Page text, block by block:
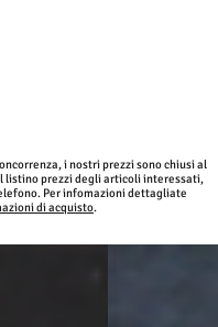
i nostri prezzi sono chiusi al
listino prezzi degli articoli interessati,
Per infomazioni dettagliate
di acquisto.